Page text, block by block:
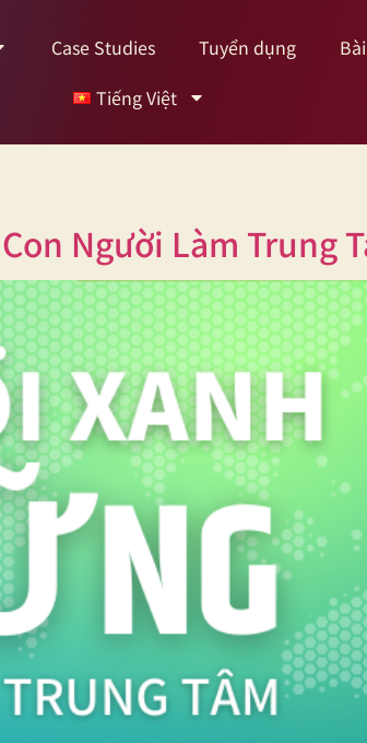
Case Studies Tuyển dụng
Tiếng Việt
Người Làm Trung